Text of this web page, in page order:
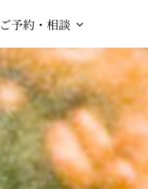
ご予約・相談